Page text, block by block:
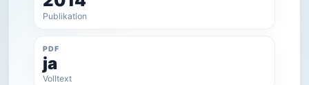
Publikation
PDF
ja
Volltext